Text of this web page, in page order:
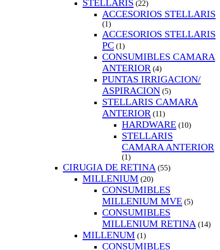
STELLARIS (22)
ACCESORIOS STELLARIS
(1)
ACCESORIOS STELLARIS
PC (1)
CONSUMIBLES CAMARA
ANTERIOR (4)
PUNTAS IRRIGACION/
ASPIRACION (5)
STELLARIS CAMARA
ANTERIOR (11)
HARDWARE (10)
STELLARIS
CAMARA ANTERIOR
(1)
CIRUGIA DE RETINA (55)
MILLENIUM (20)
CONSUMIBLES
MILLENIUM MVE (5)
CONSUMIBLES
MILLENIUM RETINA (14)
MILLENUM (1)
CONSUMIBLES